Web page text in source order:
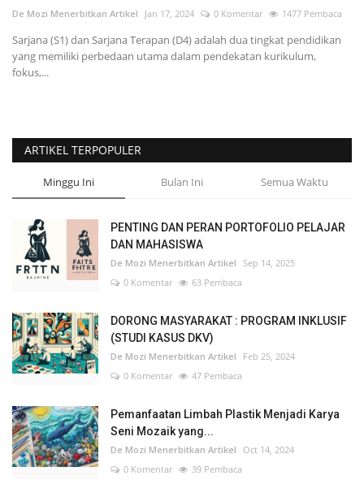
De Mozi Menerbitkan Artikel Jan 17, 2024 0 Komentar 1477 Pembaca
Sarjana (S1) dan Sarjana Terapan (D4) adalah dua tingkat pendidikan
yang memiliki perbedaan utama dalam pendekatan kurikulum,
fokus,...
ARTIKEL TERPOPULER
Minggu Ini Bulan Ini Semua Waktu
PENTING DAN PERAN PORTOFOLIO PELAJAR
DAN MAHASISWA
De Mozi Menerbitkan Artikel Sep 14, 2025
0 Komentar
63 Pembaca
DORONG MASYARAKAT : PROGRAM INKLUSIF
(STUDI KASUS DKV)
De Mozi Menerbitkan Artikel
Feb 25, 2024
0 Komentar
47 Pembaca
Pemanfaatan Limbah Plastik Menjadi Karya
Seni Mozaik yang...
De Mozi Menerbitkan Artikel
Oct 14, 2024
0 Komentar
39 Pembaca